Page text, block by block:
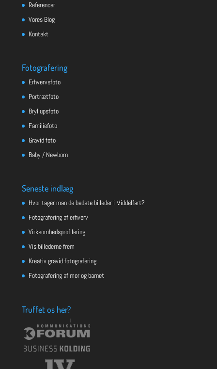
Referencer
Vores Blog
Kontakt
Fotografering
Erhvervsfoto
Portrætfoto
Bryllupsfoto
Familiefoto
Gravid foto
Baby / Newborn
Seneste indlæg
Hvor tager man de bedste billeder i Middelfart?
Fotografering af erhverv
Virksomhedsprofilering
Vis billederne frem
Kreativ gravid fotografering
Fotografering af mor og barnet
Truffet os her?